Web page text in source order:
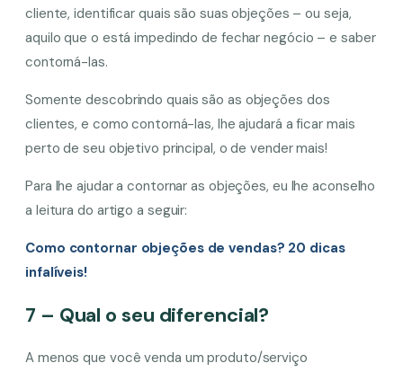
cliente, identificar quais são suas objeções – ou seja,
aquilo que o está impedindo de fechar negócio – e saber
contorná-las.
Somente descobrindo quais são as objeções dos
clientes, e como contorná-las, lhe ajudará a ficar mais
perto de seu objetivo principal, o de vender mais!
Para lhe ajudar a contornar as objeções, eu lhe aconselho
a leitura do artigo a seguir:
Como contornar objeções de vendas? 20 dicas
infalíveis!
7 – Qual o seu diferencial?
A menos que você venda um produto/serviço